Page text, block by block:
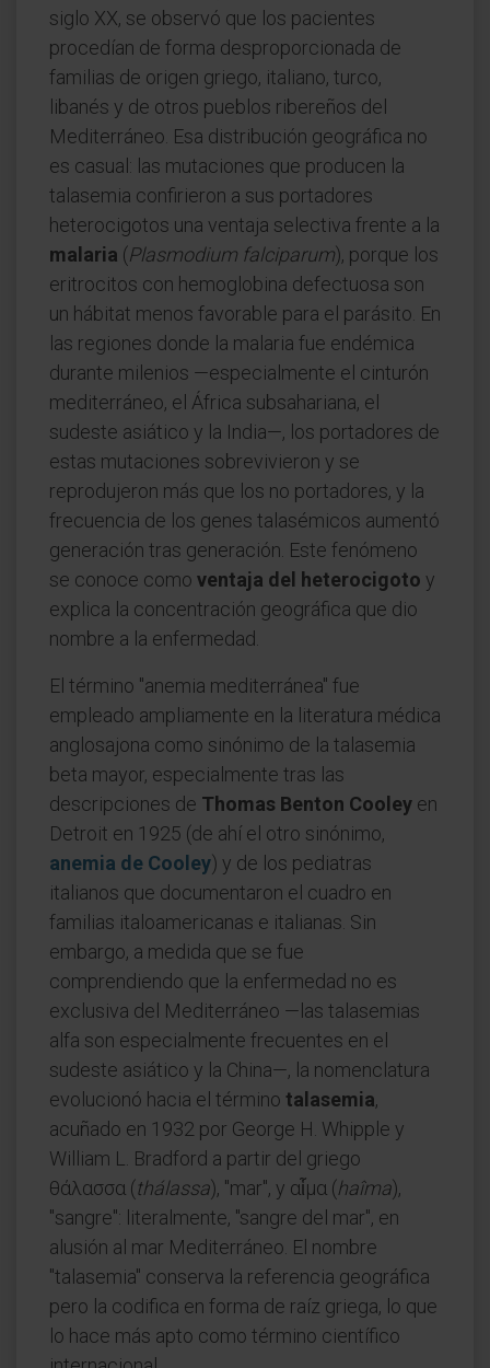
siglo XX, se observó que los pacientes
procedían de forma desproporcionada de
familias de origen griego, italiano, turco,
libanés y de otros pueblos ribereños del
Mediterráneo. Esa distribución geográfica no
es casual: las mutaciones que producen la
talasemia confirieron a sus portadores
heterocigotos una ventaja selectiva frente a la
malaria (Plasmodium falciparum), porque los
eritrocitos con hemoglobina defectuosa son
un hábitat menos favorable para el parásito. En
las regiones donde la malaria fue endémica
durante milenios —especialmente el cinturón
mediterráneo, el África subsahariana, el
sudeste asiático y la India—, los portadores de
estas mutaciones sobrevivieron y se
reprodujeron más que los no portadores, y la
frecuencia de los genes talasémicos aumentó
generación tras generación. Este fenómeno
se conoce como ventaja del heterocigoto y
explica la concentración geográfica que dio
nombre a la enfermedad.
El término "anemia mediterránea" fue
empleado ampliamente en la literatura médica
anglosajona como sinónimo de la talasemia
beta mayor, especialmente tras las
descripciones de Thomas Benton Cooley en
Detroit en 1925 (de ahí el otro sinónimo,
anemia de Cooley) y de los pediatras
italianos que documentaron el cuadro en
familias italoamericanas e italianas. Sin
embargo, a medida que se fue
comprendiendo que la enfermedad no es
exclusiva del Mediterráneo —las talasemias
alfa son especialmente frecuentes en el
sudeste asiático y la China—, la nomenclatura
evolucionó hacia el término talasemia,
acuñado en 1932 por George H. Whipple y
William L. Bradford a partir del griego
θάλασσα (thálassa), "mar", y αἷμα (haîma),
"sangre": literalmente, "sangre del mar", en
alusión al mar Mediterráneo. El nombre
"talasemia" conserva la referencia geográfica
pero la codifica en forma de raíz griega, lo que
lo hace más apto como término científico